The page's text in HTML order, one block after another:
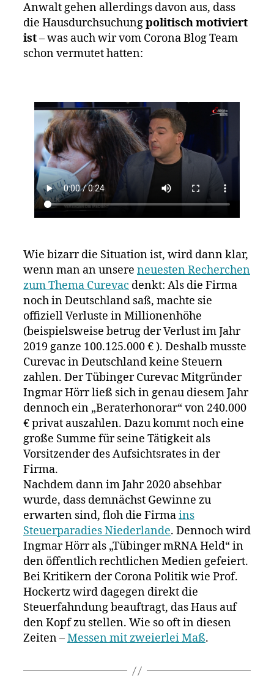
Anwalt gehen allerdings davon aus, dass
die Hausdurchsuchungpolitisch motiviert
ist– was auch wir vom Corona Blog Team
schon vermutet hatten:
Wie bizarr die Situation ist, wird dann klar,
wenn man an unsere neuesten Recherchen
zum Thema Curevac denkt: Als die Firma
noch in Deutschland saß, machte sie
offiziell Verluste in Millionenhöhe
(beispielsweise betrug der Verlust im Jahr
2019 ganze 100.125.000 € ). Deshalb musste
Curevac in Deutschland keine Steuern
zahlen. Der Tübinger Curevac Mitgründer
Ingmar Hörr ließ sich in genau diesem Jahr
dennoch ein „Beraterhonorar“ von 240.000
€ privat auszahlen. Dazu kommt noch eine
große Summe für seine Tätigkeit als
Vorsitzender des Aufsichtsrates in der
Firma.
Nachdem dann im Jahr 2020 absehbar
wurde, dass demnächst Gewinne zu
erwarten sind, floh die Firmains
Steuerparadies Niederlande. Dennoch wird
Ingmar Hörr als „Tübinger mRNA Held“ in
den öffentlich rechtlichen Medien gefeiert.
Bei Kritikern der Corona Politik wie Prof.
Hockertz wird dagegen direkt die
Steuerfahndung beauftragt, das Haus auf
den Kopf zu stellen. Wie so oft in diesen
Zeiten –Messen mit zweierlei Maß.